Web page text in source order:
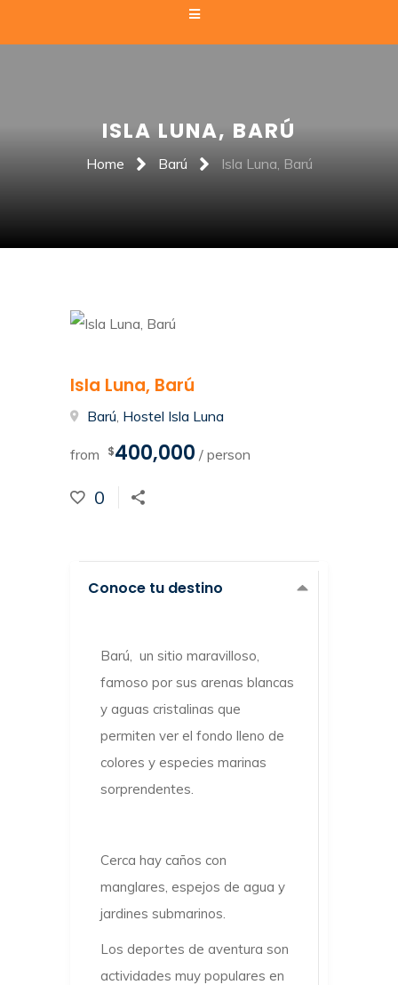
ISLA LUNA, BARÚ
Home Barú Isla Luna, Barú
Isla Luna, Barú
Barú, Hostel Isla Luna
from $400,000 / person
0
Conoce tu destino
Barú, un sitio maravilloso,
famoso por sus arenas blancas
y aguas cristalinas que
permiten ver el fondo lleno de
colores y especies marinas
sorprendentes.
Cerca hay caños con
manglares, espejos de agua y
jardines submarinos.
Los deportes de aventura son
actividades muy populares en